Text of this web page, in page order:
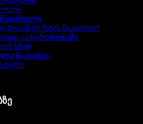
Docs-ს ტექსტის წაკითხვა?
გაფართოებაში
ხმად
წაკითხვა